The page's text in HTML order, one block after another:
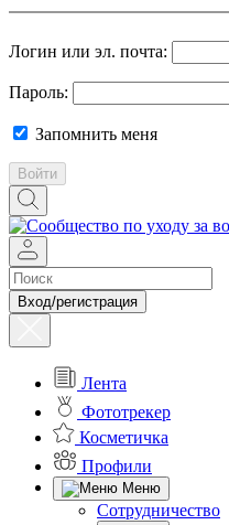
Логин или эл. почта:
Пароль:
Запомнить меня
Войти
Вход/регистрация
Лента
Фототрекер
Косметичка
Профили
Меню
Сотрудничество